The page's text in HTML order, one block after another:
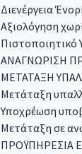
Διενέργεια
Αξιολόγηση
Πιστοποιητικό
ΑΝΑΓΝΩΡΙΣΗ
ΜΕΤΑΤΑΞΗ
Μετάταξη
Υποχρέωση
Μετάταξη σε
ΠΡΟΫΠΗΡΕΣΙΑ